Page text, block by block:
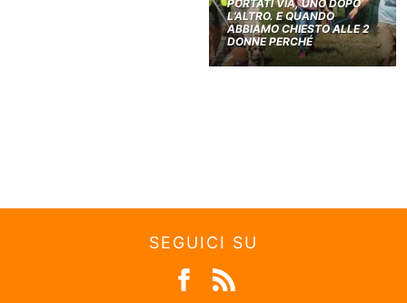
PORTATI VIA, UNO DOPO
L’ALTRO. E QUANDO
ABBIAMO CHIESTO ALLE 2
DONNE PERCHÉ
SEGUICI SU